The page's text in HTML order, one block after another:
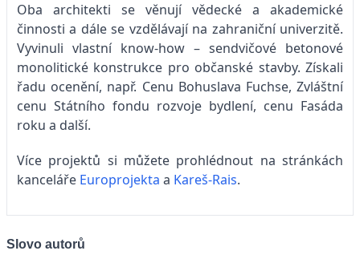
Oba architekti se věnují vědecké a akademické
činnosti a dále se vzdělávají na zahraniční univerzitě.
Vyvinuli vlastní know-how – sendvičové betonové
monolitické konstrukce pro občanské stavby. Získali
řadu ocenění, např. Cenu Bohuslava Fuchse, Zvláštní
cenu Státního fondu rozvoje bydlení, cenu Fasáda
roku a další.
Více projektů si můžete prohlédnout na stránkách
kanceláře Europrojekta a Kareš-Rais.
Slovo autorů